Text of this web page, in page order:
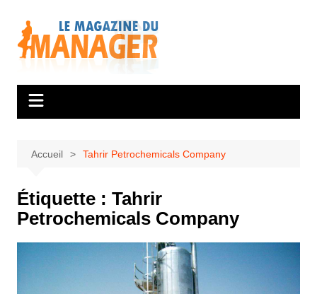
contenu
Accueil Tahrir Petrochemicals Company
Étiquette : Tahrir
Petrochemicals Company